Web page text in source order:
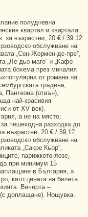
полудневна
квартал и квартала
за възрастни, 20 € / 39.12
обслужване на
„Сен-Жермен-де-пре”,
„Ле дьо маго“ и „Кафе
бохема през миналия
от романа на
градина,
Пантеона (отвън),
най-красивия
от XV век).
а не на място;
пешеходна разходка до
възрастни, 20 € / 39,12
обслужване на
„Сакре Кьор”,
парижкото лозе,
при минимум 15
в България, а
като цената на билета
Вечерта –
доплащане). Нощувка.